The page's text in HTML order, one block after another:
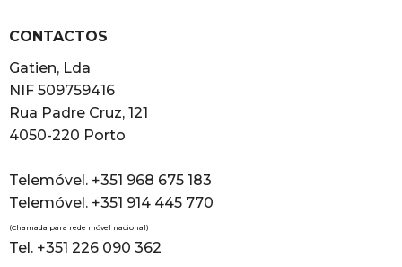
CONTACTOS
Gatien, Lda
NIF 509759416
Rua Padre Cruz, 121
4050-220 Porto
Telemóvel. +351 968 675 183
Telemóvel. +351 914 445 770
(Chamada para rede móvel nacional)
Tel. +351 226 090 362